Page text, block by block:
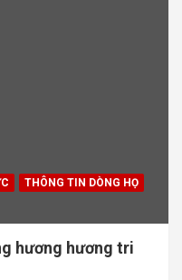
THÔNG TIN DÒNG HỌ
hương hương tri